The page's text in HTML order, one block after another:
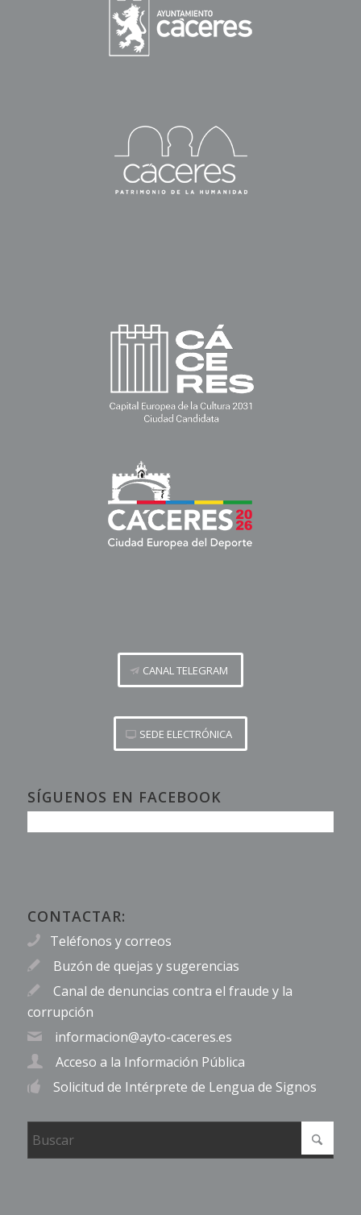
CANAL TELEGRAM
SEDE ELECTRÓNICA
SÍGUENOS EN FACEBOOK
CONTACTAR:
Teléfonos y correos
Buzón de quejas y sugerencias
Canal de denuncias contra el fraude y la
corrupción
informacion@ayto-caceres.es
Acceso a la Información Pública
Solicitud de Intérprete de Lengua de Signos